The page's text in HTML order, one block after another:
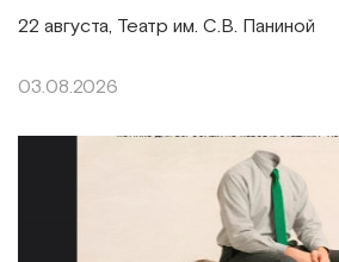
22 августа, Театр им. С.В. Паниной
03.08.2026